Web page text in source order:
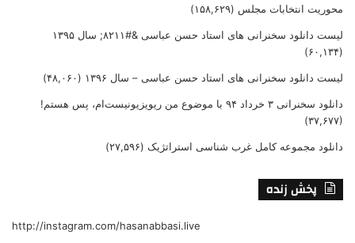
محوریت انتخابات مجلس (۱۵۸,۶۲۹)
لیست دانلود سخنرانی های استاد حسن عباسی &#۸۲۱۱; سال ۱۳۹۵
(۶۰,۱۳۴)
لیست دانلود سخنرانی های استاد حسن عباسی – سال ۱۳۹۶ (۴۸,۰۶۰)
دانلود سخنرانی ۳ خرداد ۹۴ با موضوع من ریویزیونیست‌ام، پس هستم!
(۳۷,۶۷۷)
دانلود مجموعه کامل غرب شناسی استراتژیک (۲۷,۵۹۶)
پخش زنده
http://instagram.com/hasanabbasi.live